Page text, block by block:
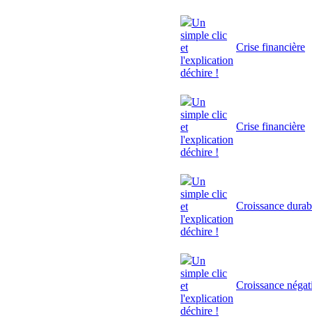
Un
simple clic
et
l'explication
déchire !
Crise financière
Un
simple clic
et
l'explication
déchire !
Crise financière
Un
simple clic
et
l'explication
déchire !
Croissance
Un
simple clic
et
l'explication
déchire !
Croissance